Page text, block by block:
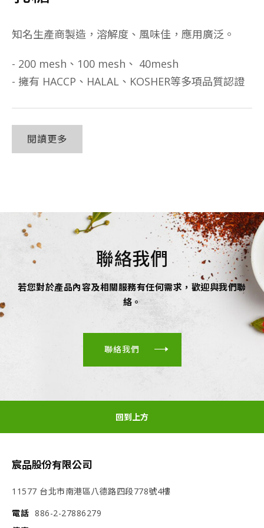
知名生產商製造，溶解度、風味佳，應用廣泛。
- 200 mesh、100 mesh、 40mesh
- 擁有 HACCP、HALAL、KOSHER等多項品質認證
閱讀更多
聯絡我們
若您對於產品內容及相關服務有任何需求，歡迎與我們聯
絡。
聯絡我們
回到上方
宸品股份有限公司
11577 台北市南港區八德路四段778號4樓
電話 886-2-27886279